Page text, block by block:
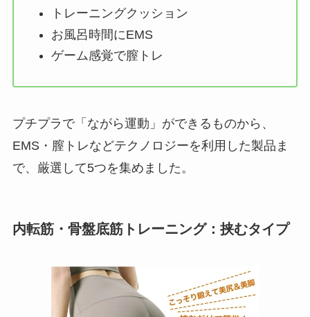
トレーニングクッション
お風呂時間にEMS
ゲーム感覚で膣トレ
プチプラで「ながら運動」ができるものから、
EMS・膣トレなどテクノロジーを利用した製品ま
で、厳選して5つを集めました。
内転筋・骨盤底筋トレーニング：挟むタイプ